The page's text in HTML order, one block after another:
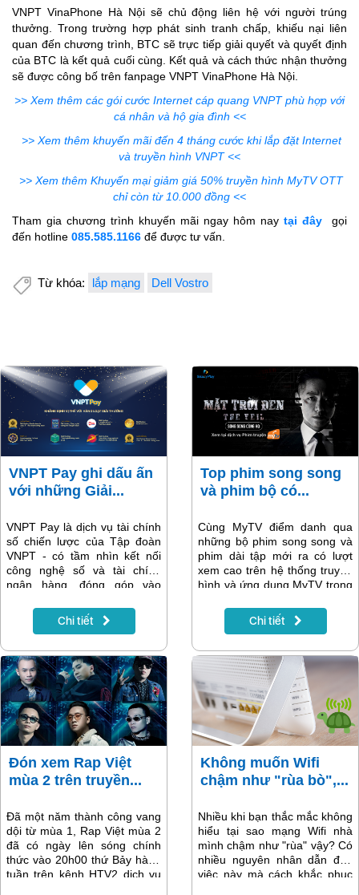
VNPT VinaPhone Hà Nội sẽ chủ động liên hệ với người trúng
thưởng. Trong trường hợp phát sinh tranh chấp, khiếu nại liên
quan đến chương trình, BTC sẽ trực tiếp giải quyết và quyết định
của BTC là kết quả cuối cùng. Kết quả và cách thức nhận thưởng
sẽ được công bố trên fanpage VNPT VinaPhone Hà Nội.
>> Xem thêm các gói cước Internet cáp quang VNPT phù hợp với
cá nhân và hộ gia đình <<
>> Xem thêm khuyến mãi đến 4 tháng cước khi lắp đặt Internet
và truyền hình VNPT <<
>> Xem thêm Khuyến mại giảm giá 50% truyền hình MyTV OTT
chỉ còn từ 10.000 đồng <<
Tham gia chương trình khuyến mãi ngay hôm nay tại đây
gọi
đến hotline 085.585.1166 để được tư vấn.
Từ khóa: lắp mạng Dell Vostro
VNPT Pay ghi dấu ấn
với những Giải...
VNPT Pay là dịch vụ tài chính
số chiến lược của Tập đoàn
VNPT - có tầm nhìn kết nối
công nghệ số và tài chính
ngân hàng, đóng góp vào
toàn diện tại Việt Nam. Với sứ
mệnh và kỳ vọng đó, giải
thanh toán - nền tảng thanh
toán đa tiện ích VNPT Pay
không chỉ đem tới lợi ích cho
người dùng, khách hàng cá
nhân mà còn đồng hành cùng
Chính phủ thực hiện mục tiêu
xây dựng tài chính toàn diện
tại Việt Nam.
Chi tiết
Top phim song song
và phim bộ có...
Cùng MyTV điểm danh qua
những bộ phim song song và
phim dài tập mới ra có lượt
xem cao trên hệ thống truyền
hình và ứng dụng MyTV trong
những bộ phim ăn khách trên
thị trường phim truyền hình
thể bỏ lỡ.
Chi tiết
Đón xem Rap Việt
mùa 2 trên truyền...
Đã một năm thành công vang
dội từ mùa 1, Rap Việt mùa 2
đã có ngày lên sóng chính
thức vào 20h00 thứ Bảy hàng
tuần trên kênh HTV2 dịch vụ
Không muốn Wifi
chậm như "rùa bò",...
Nhiều khi bạn thắc mắc không
hiểu tại sao mạng Wifi nhà
mình chậm như "rùa" vậy? Có
nhiều nguyên nhân dẫn đến
việc này mà cách khắc phục